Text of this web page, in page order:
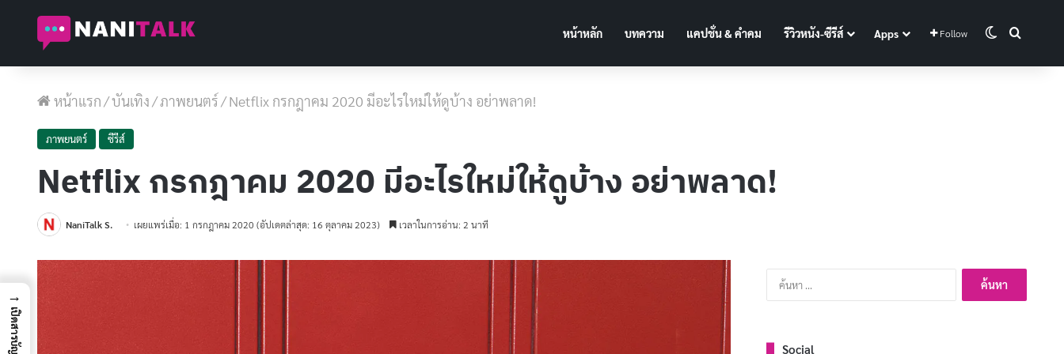
หน้าหลัก บทความ แคปชั่น & คำคม รีวิวหนัง-ซีรีส์ Apps Follow Switch skin
หน้าแรก/บันเทิง/ภาพยนตร์/Netflix กรกฎาคม 2020 มีอะไรใหม่ให้ดูบ้าง อย่าพลาด!
ภาพยนตร์ ซีรีส์
Netflix กรกฎาคม 2020 มีอะไรใหม่ให้ดูบ้าง อย่าพลาด!
NaniTalk S. เผยแพร่เมื่อ: 1 กรกฎาคม 2020 (อัปเดตล่าสุด: 16 ตุลาคม 2023) เวลาในการอ่าน: 2 นาที
ค้นหา
สำหรับ:
Social
→
เปิดสารบัญ